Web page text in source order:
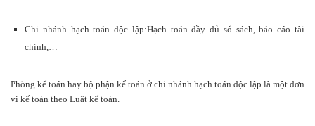
Chi nhánh hạch toán độc lập:Hạch toán đầy đủ sổ sách, báo cáo tài
chính,…
Phòng kế toán hay bộ phận kế toán ở chi nhánh hạch toán độc lập là một đơn
vị kế toán theo Luật kế toán.